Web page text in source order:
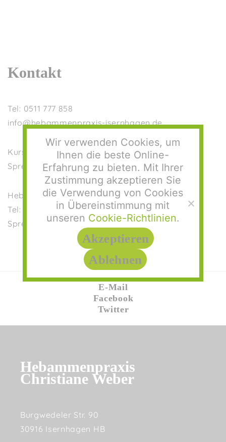
Kontakt
Tel: 0511 777 858
info@hebammenpraxis-isernhagen.de
Kursverwaltung: Anja Bernt
Sprechstunde Mo-Do, 9:00-11:30 Uhr
Hebammenbetreuung Christiane Weber-Möller
Tel: 0511 777 878
Sprechstunde Mo-Do, 9:00-10:00Uhr
E-Mail
Facebook
Twitter
Hebammenpraxis
Christiane Weber
Burgwedeler Str. 90
30916 Isernhagen HB
Wir verwenden Cookies, um
Ihnen die beste Online-
Erfahrung zu bieten. Mit Ihrer
Zustimmung akzeptieren Sie
die Verwendung von Cookies
in Übereinstimmung mit
unseren Cookie-Richtlinien.
Akzeptieren
Ablehnen